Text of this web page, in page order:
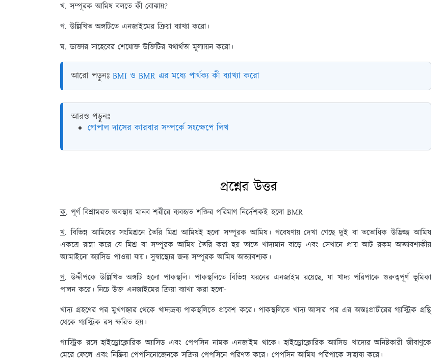
খ. সম্পূরক আমিষ বলতে কী বোঝায়?
গ. উল্লিখিত অঙ্গটিতে এনজাইমের ক্রিয়া ব্যাখ্যা করো।
ঘ. ডাক্তার সাহেবের শেষোক্ত উক্তিটির যথার্থতা মূল্যায়ন করো।
আরো পড়ুনঃ BMI ও BMR এর মধ্যে পার্থক্য কী ব্যাখ্যা করো
আরও পড়ুনঃ
গোপাল দাসের কারবার সম্পর্কে সংক্ষেপে লিখ
প্রশ্নের উত্তর
ক. পূর্ণ বিশ্রামরত অবস্থায় মানব শরীরে ব্যবহৃত শক্তির পরিমাণ নির্দেশকই হলো BMR
খ. বিভিন্ন আমিষের সংমিশ্রনে তৈরি মিশ্র আমিষই হলো সম্পূরক আমিষ। গবেষণায় দেখা গেছে দুই বা ততোধিক উদ্ভিজ্জ আমিষ
একত্রে রান্না করে যে মিশ্র বা সম্পূরক আমিষ তৈরি করা হয় তাতে খাদ্যমান বাড়ে এবং সেখানে প্রায় আট রকম অত্যাবশ্যকীয়
অ্যামাইনো অ্যাসিড পাওয়া যায়। সুস্বাস্থ্যের জন্য সম্পূরক আমিষ অত্যাবশ্যক।
গ. উদ্দীপকে উল্লিখিত অঙ্গটি হলো পাকস্থলি। পাকস্থলিতে বিভিন্ন ধরনের এনজাইম রয়েছে, যা খাদ্য পরিপাকে গুরুত্বপূর্ণ ভূমিকা
পালন করে। নিচে উক্ত এনজাইমের ক্রিয়া ব্যাখ্যা করা হলো-
খাদ্য গ্রহণের পর মুখগহ্বর থেকে খাদ্যদ্রব্য পাকস্থলিতে প্রবেশ করে। পাকস্থলিতে খাদ্য আসার পর এর অন্তঃপ্রাচীরের গ্যাস্ট্রিক গ্রন্থি
থেকে গ্যাস্ট্রিক রস ক্ষরিত হয়।
গ্যাস্ট্রিক রসে হাইড্রোক্লোরিক অ্যাসিড এবং পেপসিন নামক এনজাইম থাকে। হাইড্রোক্লোরিক অ্যাসিড খাদ্যের অনিষ্টকারী জীবাণুকে
মেরে ফেলে এবং নিষ্ক্রিয় পেপসিনোজেনকে সক্রিয় পেপসিনে পরিণত করে। পেপসিন আমিষ পরিপাকে সাহায্য করে।